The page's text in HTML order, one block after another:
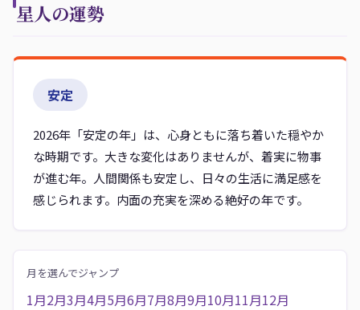
星人の運勢
安定
2026年「安定の年」は、心身ともに落ち着いた穏やか
な時期です。大きな変化はありませんが、着実に物事
が進む年。人間関係も安定し、日々の生活に満足感を
感じられます。内面の充実を深める絶好の年です。
月を選んでジャンプ
1月2月3月4月5月6月7月8月9月10月11月12月